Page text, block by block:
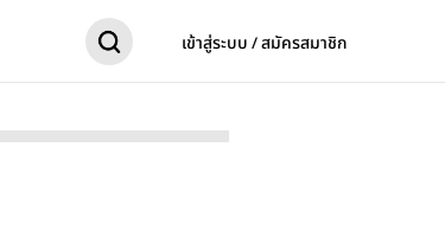
เข้าสู่ระบบ / สมัครสมาชิก